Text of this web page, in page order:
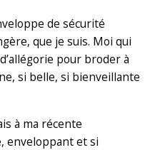
de sécurité
que je suis. Moi qui
pour broder à
si belle, si bienveillante
à ma récente
enveloppant et si